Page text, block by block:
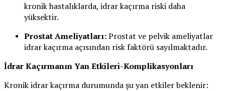
kronik hastalıklarda, idrar kaçırma riski daha
yüksektir.
Prostat Ameliyatları:Prostat ve pelvik ameliyatlar
idrar kaçırma açısından risk faktörü sayılmaktadır.
İdrar Kaçırmanın Yan Etkileri-Komplikasyonları
Kronik idrar kaçırma durumunda şu yan etkiler beklenir: